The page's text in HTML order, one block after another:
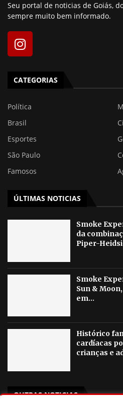
Seu portal de noticias de Goiás,
sempre muito bem informado.
CATEGORIAS
Política
Brasil
Esportes
São Paulo
Famosos
ÚLTIMAS NOTICIAS
Smoke
da
Piper-
Smoke
Sun &
em...
Histórico
cardíacas
crianças e
OUTRAS NOTICIAS